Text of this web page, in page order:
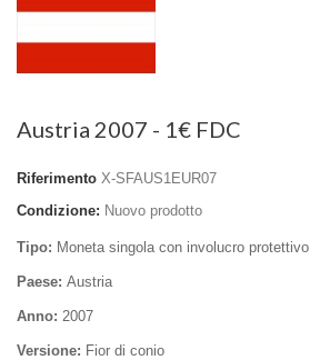
Austria 2007 - 1€ FDC
Riferimento X-SFAUS1EUR07
Condizione: Nuovo prodotto
Tipo: Moneta singola con involucro protettivo
Paese: Austria
Anno: 2007
Versione: Fior di conio